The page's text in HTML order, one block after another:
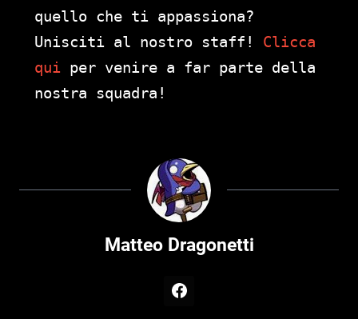
quello che ti appassiona?
Unisciti al nostro staff! Clicca
qui per venire a far parte della
nostra squadra!
Matteo Dragonetti